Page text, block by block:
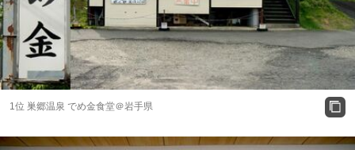
1位 巣郷温泉 でめ金食堂＠岩手県